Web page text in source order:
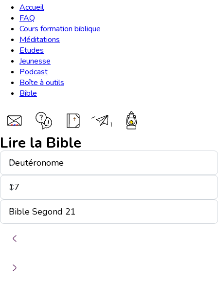
Accueil
FAQ
Cours formation biblique
Méditations
Etudes
Jeunesse
Podcast
Boîte à outils
Bible
Lire la Bible